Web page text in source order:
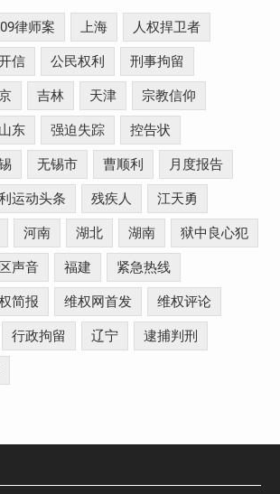
律师案 上海 人权捍卫者
信 公民权利 刑事拘留
吉林 天津 宗教信仰
山东 强迫失踪 控告状
无锡市 曹顺利 月度报告
运动头条 残疾人 江天勇
河南 湖北 湖南 狱中良心犯
声音 福建 紧急热线
简报 维权网首发 维权评论
行政拘留 辽宁 逮捕判刑